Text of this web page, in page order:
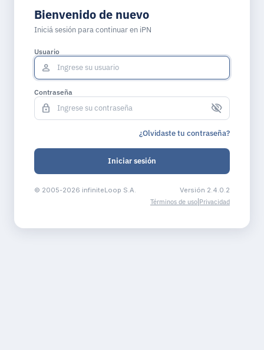
Bienvenido de nuevo
Iniciá sesión para continuar en iPN
Usuario
person
Contraseña
lock visibility_off
¿Olvidaste tu contraseña?
Iniciar sesión
© 2005-2026 infiniteLoop S.A.
Versión 2.4.0.2
Términos de uso Privacidad